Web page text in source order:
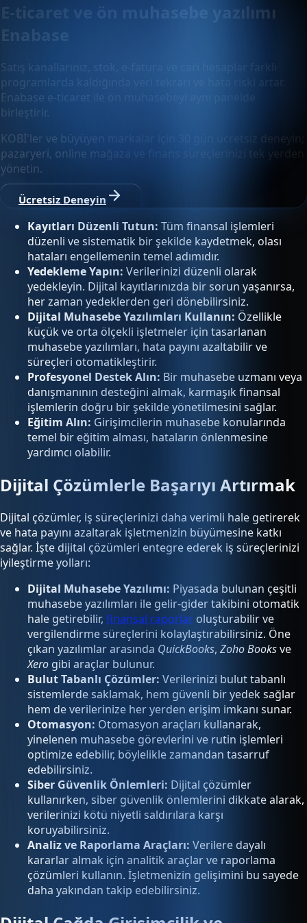
E-ticaret ve ön muhasebe yazılımı
Enabase
Satış kanallarınız, stok, e-fatura ve cari hesaplar farklı
programlarda kaldığında veri tekrarı ve hata riski artar.
Enabase e-ticaret ile ön muhasebeyi aynı panelde
birleştirir.
KOBİ'ler ve büyüyen markalar için 30 gün ücretsiz deneyin;
pazaryeri, online mağaza ve finans süreçlerinizi tek yerden
yönetin.
Ücretsiz Deneyin
Kayıtları Düzenli Tutun: Tüm finansal işlemleri
düzenli ve sistematik bir şekilde kaydetmek, olası
hataları engellemenin temel adımıdır.
Yedekleme Yapın: Verilerinizi düzenli olarak
yedekleyin. Dijital kayıtlarınızda bir sorun yaşanırsa,
her zaman yedeklerden geri dönebilirsiniz.
Dijital Muhasebe Yazılımları Kullanın: Özellikle
küçük ve orta ölçekli işletmeler için tasarlanan
muhasebe yazılımları, hata payını azaltabilir ve
süreçleri otomatikleştirir.
Profesyonel Destek Alın: Bir muhasebe uzmanı veya
danışmanının desteğini almak, karmaşık finansal
işlemlerin doğru bir şekilde yönetilmesini sağlar.
Eğitim Alın: Girişimcilerin muhasebe konularında
temel bir eğitim alması, hataların önlenmesine
yardımcı olabilir.
Dijital Çözümlerle Başarıyı Artırmak
Dijital çözümler, iş süreçlerinizi daha verimli hale getirerek
ve hata payını azaltarak işletmenizin büyümesine katkı
sağlar. İşte dijital çözümleri entegre ederek iş süreçlerinizi
iyileştirme yolları:
Dijital Muhasebe Yazılımı: Piyasada bulunan çeşitli
muhasebe yazılımları ile gelir-gider takibini otomatik
hale getirebilir, finansal raporlar oluşturabilir ve
vergilendirme süreçlerini kolaylaştırabilirsiniz. Öne
çıkan yazılımlar arasında QuickBooks, Zoho Booksve
Xero gibi araçlar bulunur.
Bulut Tabanlı Çözümler: Verilerinizi bulut tabanlı
sistemlerde saklamak, hem güvenli bir yedek sağlar
hem de verilerinize her yerden erişim imkanı sunar.
Otomasyon: Otomasyon araçları kullanarak,
yinelenen muhasebe görevlerini ve rutin işlemleri
optimize edebilir, böylelikle zamandan tasarruf
edebilirsiniz.
Siber Güvenlik Önlemleri: Dijital çözümler
kullanırken, siber güvenlik önlemlerini dikkate alarak,
verilerinizi kötü niyetli saldırılara karşı
koruyabilirsiniz.
Analiz ve Raporlama Araçları: Verilere dayalı
kararlar almak için analitik araçlar ve raporlama
çözümleri kullanın. İşletmenizin gelişimini bu sayede
daha yakından takip edebilirsiniz.